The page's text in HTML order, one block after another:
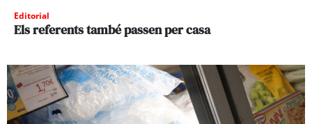
Editorial
Els referents també passen per casa